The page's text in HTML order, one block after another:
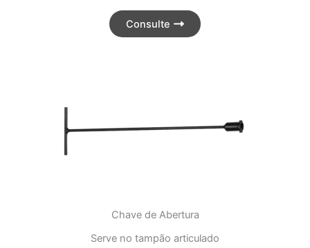
Consulte
Chave de Abertura
Serve no tampão articulado